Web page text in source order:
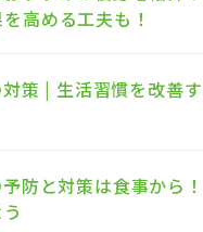
高める工夫も！
策 | 生活習慣を改善す
防と対策は食事から！